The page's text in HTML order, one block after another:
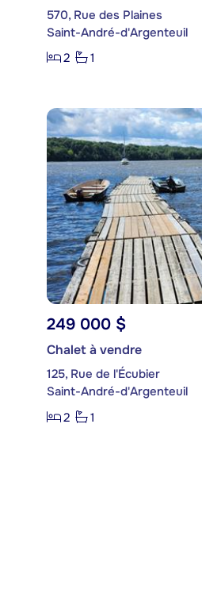
570, Rue des Plaines
Saint-André-d'Argenteuil
2
1
249 000 $
Chalet à vendre
125, Rue de l'Écubier
Saint-André-d'Argenteuil
2
1